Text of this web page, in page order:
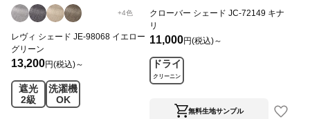
+4色
レヴィ シェード JE-98068 イエロー
グリーン
13,200円(税込)～
遮光
2級
洗濯機
OK
クローバー シェード JC-72149 キナ
リ
11,000円(税込)～
ドライ
クリーニン
無料生地サンプル